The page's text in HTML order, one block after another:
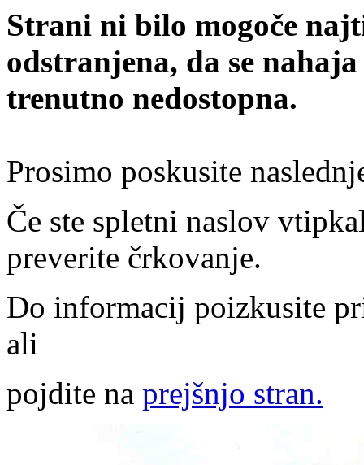
Strani ni bilo mogoče
odstranjena, da se
trenutno nedostopna.
Prosimo poskusite
Če ste spletni naslov
preverite črkovanje.
Do informacij poizkusite
ali
pojdite na prejšnjo stran.